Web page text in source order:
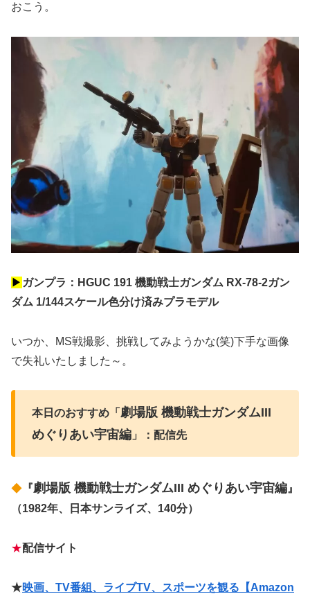
おこう。
▶ ガンプラ：HGUC 191 機動戦士ガンダム RX-78-2ガン
ダム 1/144スケール色分け済みプラモデル
いつか、MS戦撮影、挑戦してみようかな(笑)下手な画像
で失礼いたしました～。
本日のおすすめ「 劇場版 機動戦士ガンダムIII
めぐりあい宇宙編 」：配信先
◆ 『劇場版 機動戦士ガンダムIII めぐりあい宇宙編 』
（1982年、日本サンライズ、140分）
★配信サイト
★映画、TV番組、ライブTV、スポーツを観る【Amazon